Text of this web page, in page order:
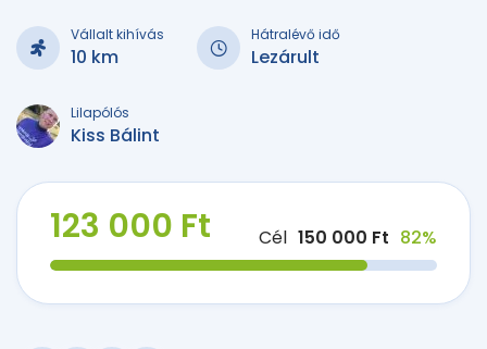
Vállalt kihívás
10 km
Hátralévő idő
Lezárult
Lilapólós
Kiss Bálint
123 000 Ft Cél 150 000 Ft 82%